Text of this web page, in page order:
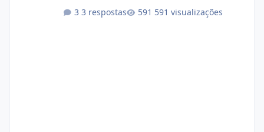
com cerca de 80% concluído e conta com
3 respostas 591 visualizações